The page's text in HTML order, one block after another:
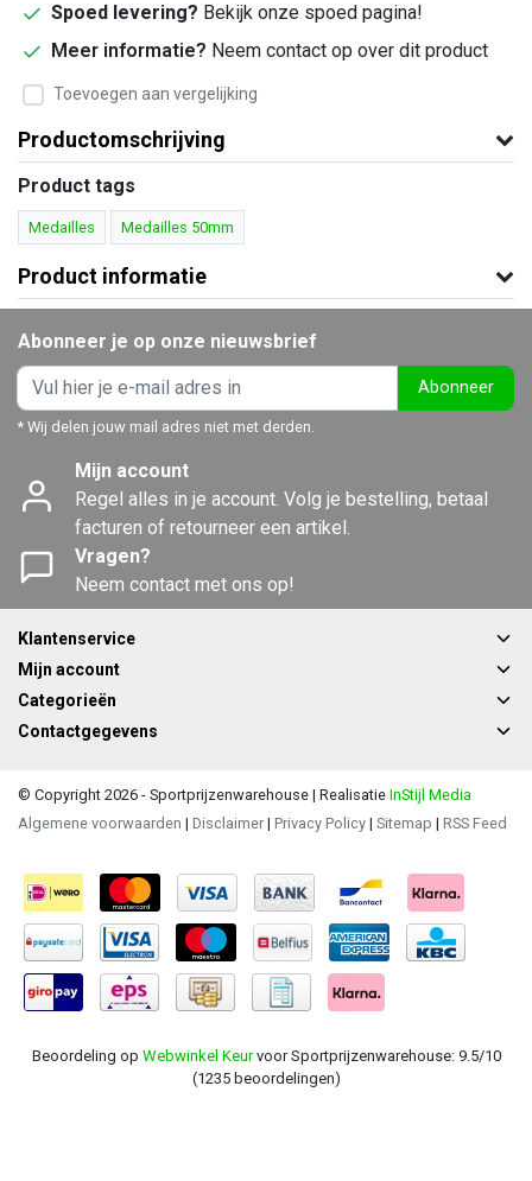
Spoed levering? Bekijk onze spoed pagina!
Meer informatie? Neem contact op over dit product
Toevoegen aan vergelijking
Productomschrijving
Product tags
Medailles Medailles 50mm
Product informatie
Abonneer je op onze nieuwsbrief
Abonneer
* Wij delen jouw mail adres niet met derden.
Mijn account
Regel alles in je account. Volg je bestelling, betaal
facturen of retourneer een artikel.
Vragen?
Neem contact met ons op!
Klantenservice
Mijn account
Categorieën
Contactgegevens
© Copyright 2026 - Sportprijzenwarehouse | Realisatie InStijl Media
Algemene voorwaarden | Disclaimer | Privacy Policy | Sitemap | RSS Feed
Beoordeling op Webwinkel Keurvoor Sportprijzenwarehouse: 9.5/10
(1235 beoordelingen)